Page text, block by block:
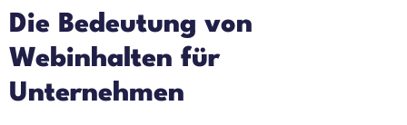
Die Bedeutung von
Webinhalten für
Unternehmen